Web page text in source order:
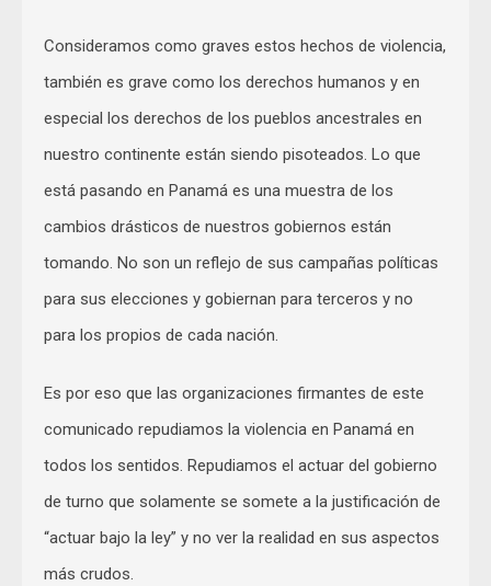
Consideramos como graves estos hechos de violencia,
también es grave como los derechos humanos y en
especial los derechos de los pueblos ancestrales en
nuestro continente están siendo pisoteados. Lo que
está pasando en Panamá es una muestra de los
cambios drásticos de nuestros gobiernos están
tomando. No son un reflejo de sus campañas políticas
para sus elecciones y gobiernan para terceros y no
para los propios de cada nación.
Es por eso que las organizaciones firmantes de este
comunicado repudiamos la violencia en Panamá en
todos los sentidos. Repudiamos el actuar del gobierno
de turno que solamente se somete a la justificación de
“actuar bajo la ley” y no ver la realidad en sus aspectos
más crudos.